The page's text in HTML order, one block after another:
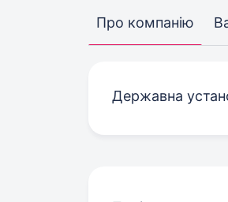
Про компанію
Державна